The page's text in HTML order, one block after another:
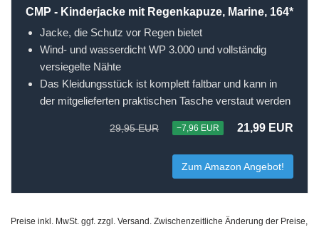
CMP - Kinderjacke mit Regenkapuze, Marine, 164*
Jacke, die Schutz vor Regen bietet
Wind- und wasserdicht WP 3.000 und vollständig
versiegelte Nähte
Das Kleidungsstück ist komplett faltbar und kann in
der mitgelieferten praktischen Tasche verstaut werden
29,95 EUR −7,96 EUR 21,99 EUR
Zum Amazon Angebot!
Preise inkl. MwSt. ggf. zzgl. Versand. Zwischenzeitliche Änderung der Preise,